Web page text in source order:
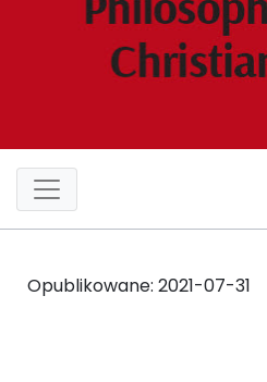
Opublikowane: 2021-07-31